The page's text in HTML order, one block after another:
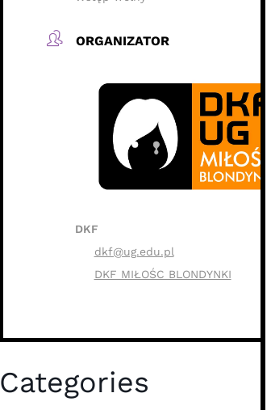
ORGANIZATOR
DKF
dkf@ug.edu.pl
DKF MIŁOŚC BLONDYNKI
Categories